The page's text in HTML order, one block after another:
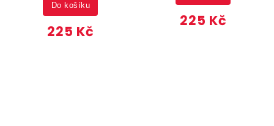
225 Kč
Do košíku
225 Kč